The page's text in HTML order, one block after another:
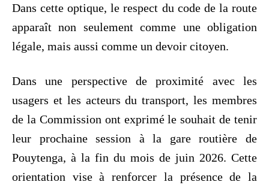
Dans cette optique, le respect du code de la route
apparaît non seulement comme une obligation
légale, mais aussi comme un devoir citoyen.
Dans une perspective de proximité avec les
usagers et les acteurs du transport, les membres
de la Commission ont exprimé le souhait de tenir
leur prochaine session à la gare routière de
Pouytenga, à la fin du mois de juin 2026. Cette
orientation vise à renforcer la présence de la